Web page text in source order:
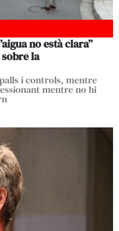
no està clara”
la
i controls, mentre
mentre no hi